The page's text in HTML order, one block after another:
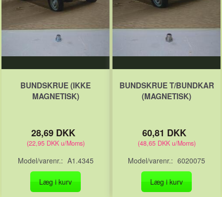
BUNDSKRUE (IKKE
MAGNETISK)
28,69 DKK
(22,95 DKKu/Moms)
Model/varenr.: A1.4345
Læg i kurv
BUNDSKRUE T/BUNDKAR
(MAGNETISK)
60,81 DKK
(48,65 DKKu/Moms)
Model/varenr.: 6020075
Læg i kurv